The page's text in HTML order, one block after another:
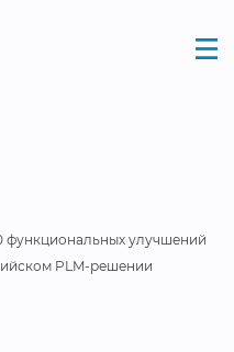
улучшений
PLM-решении